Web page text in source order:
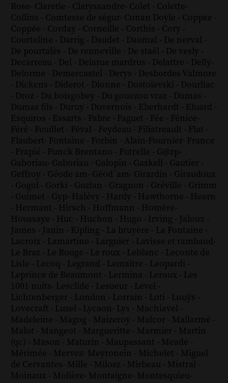
Rose- Claretie - Claryssandre- Colet - Colette-
Collins - Comtesse de ségur- Conan Doyle - Coppee -
Coppée - Corday - Corneille - Corthis - Cory -
Courteline - Darrig - Daudet - Daumal - De nerval -
De pourtalès - De renneville - De staël - De vesly -
Decarreau - Del - Delarue mardrus - Delattre - Delly-
Delorme - Demercastel - Derys - Desbordes Valmore
- Dickens - Diderot - Dionne - Dostoïevski - Dourliac
- Droz - Du boisgobey - Du gouezou vraz - Dumas -
Dumas fils - Duruy - Duvernois - Eberhardt - Eluard -
Esquiros - Essarts - Fabre - Faguet - Fée - Fénice-
Féré - Feuillet - Féval - Feydeau - Filiatreault - Flat -
Flaubert- Fontaine - Forbin - Alain-Fournier- France
- Frapié - Funck Brentano - Futrelle - G@rp-
Gaboriau- Gaboriau - Galopin - Gaskell - Gautier -
Geffroy - Géode am- Géod´am- Girardin - Giraudoux
- Gogol - Gorki - Gozlan - Gragnon - Gréville - Grimm
- Guimet - Gyp- Halévy - Hardy - Hawthorne - Hearn
- Hermant - Hirsch - Hoffmann - Homère-
Houssaye - Huc - Huchon - Hugo - Irving - Jaloux -
James - Janin - Kipling - La bruyère - La Fontaine -
Lacroix - Lamartine - Larguier - Lavisse et rambaud-
Le Braz - Le Rouge - Le roux - Leblanc - Leconte de
Lisle - Lecoq - Legrand - Lemaître - Leopardi -
Leprince de Beaumont - Lermina - Leroux - Les
1001 nuits- Lesclide - Lesueur - Level -
Lichtenberger - London - Lorrain - Loti - Louÿs -
Lovecraft - Luzel - Lycaon- Lys - Machiavel -
Madeleine - Magog - Maizeroy - Malcor - Mallarmé -
Malot - Mangeot - Margueritte - Marmier - Martin
(qc) - Mason - Maturin - Maupassant - Meade -
Mérimée - Mervez- Meyronein - Michelet - Miguel
de Cervantes- Mille - Milosz - Mirbeau - Mistral -
Moinaux - Molière- Montaigne- Montesquieu-